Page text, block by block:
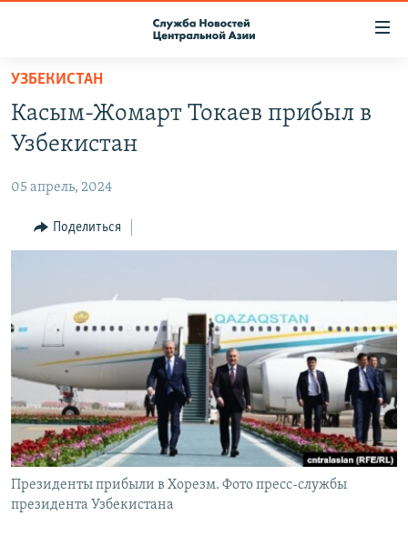
Вернуться
основному
содержанию
навигации
Вернутся
ПОДПИСКА
RFE/RL ДИРЕКТ
НАСТОЯЩЕЕ ВРЕМЯ
УЗБЕКИСТАН
Касым-Жомарт Токаев прибыл в
Узбекистан
05 апрель, 2024
Поделиться
Президенты прибыли в Хорезм. Фото пресс-службы
президента Узбекистана